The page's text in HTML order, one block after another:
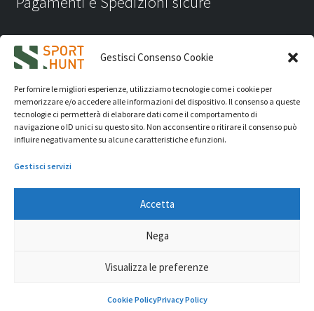
Gestisci Consenso Cookie
Per fornire le migliori esperienze, utilizziamo tecnologie come i cookie per
memorizzare e/o accedere alle informazioni del dispositivo. Il consenso a queste
tecnologie ci permetterà di elaborare dati come il comportamento di
navigazione o ID unici su questo sito. Non acconsentire o ritirare il consenso può
influire negativamente su alcune caratteristiche e funzioni.
Gestisci servizi
Accetta
Nega
Visualizza le preferenze
Cookie PolicyPrivacy Policy
iVision Communication S.r.l.- P.Iva 04233830407 - REA: RN
331582 Copyright 2026. Tutti i diritti riservati.